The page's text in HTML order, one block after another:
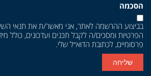
הסכמה
בביצוע ההרשמה לאתר, אני מאשר/ת את תנאי
הפרטיות ומסכים/ה לקבל תכנים ועדכונים, כולל
פרסומיים, לכתובת הדוא״ל שלי.
שליחה